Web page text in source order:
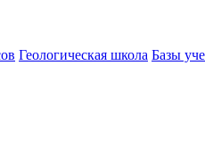
Геологическая школа Базы